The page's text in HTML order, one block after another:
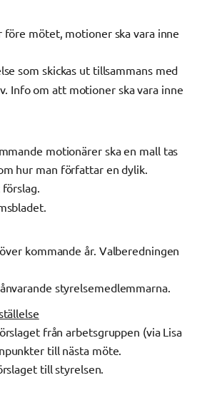
före mötet, motioner ska vara inne
som skickas ut tillsammans med
Info om att motioner ska vara inne
motionärer ska en mall tas
hur man författar en dylik.
kommande år. Valberedningen
styrelsemedlemmarna.
från arbetsgruppen (via Lisa
till nästa möte.
till styrelsen.